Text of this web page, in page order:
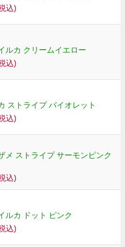
込)
ルカ クリームイエロー
込)
ストライプ バイオレット
込)
メ ストライプ サーモンピンク
込)
ルカ ドット ピンク
込)